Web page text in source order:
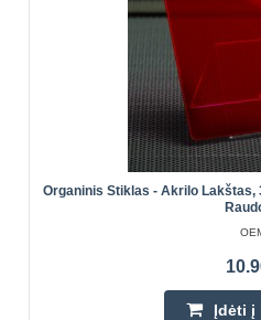
Organinis Stiklas - Akrilo Lakštas,
Įdėti į